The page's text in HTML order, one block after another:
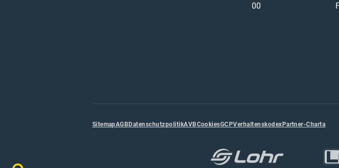
00
SitemapAGBDatenschutzpolitikAVBCookiesGCPVerhaltenskodexPartner-Charta